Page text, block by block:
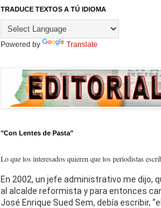
TRADUCE TEXTOS A TÚ IDIOMA
Powered by Translate
"Con Lentes de Pasta"
Lo que los interesados quieren que los periodistas
En 2002, un jefe administrativo me dijo,
al alcalde reformista y para entonces
José Enrique Sued Sem, debía escribir,